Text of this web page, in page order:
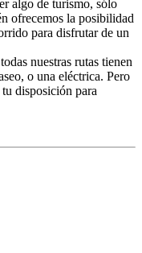
algo de turismo, sólo
ofrecemos la posibilidad
para disfrutar de un
nuestras rutas tienen
o una eléctrica. Pero
disposición para